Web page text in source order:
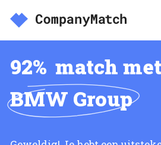
92% match met
BMW Group